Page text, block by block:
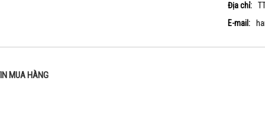
Địa chỉ:
E-mail:
MUA HÀNG